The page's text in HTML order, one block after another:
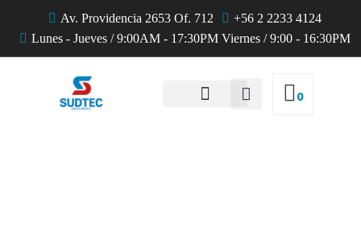
Av. Providencia 2653 Of. 712
+56 2 2233 4124
Lunes - Jueves / 9:00AM - 17:30PM Viernes / 9:00 - 16:30PM
0